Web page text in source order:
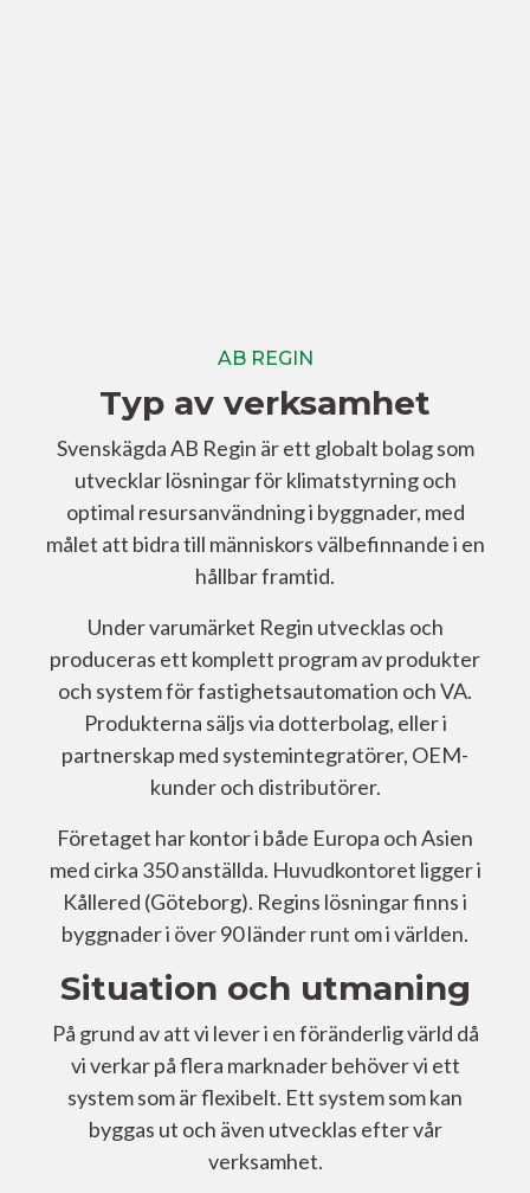
AB REGIN
Typ av verksamhet
Svenskägda AB Regin är ett globalt bolag som
utvecklar lösningar för klimatstyrning och
optimal resursanvändning i byggnader, med
målet att bidra till människors välbefinnande i en
hållbar framtid.
Under varumärket Regin utvecklas och
produceras ett komplett program av produkter
och system för fastighetsautomation och VA.
Produkterna säljs via dotterbolag, eller i
partnerskap med systemintegratörer, OEM-
kunder och distributörer.
Företaget har kontor i både Europa och Asien
med cirka 350 anställda. Huvudkontoret ligger i
Kållered (Göteborg). Regins lösningar finns i
byggnader i över 90 länder runt om i världen.
Situation och utmaning
På grund av att vi lever i en föränderlig värld då
vi verkar på flera marknader behöver vi ett
system som är flexibelt. Ett system som kan
byggas ut och även utvecklas efter vår
verksamhet.